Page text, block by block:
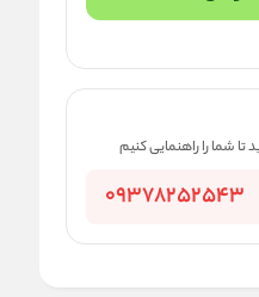
تا شما را راهنمایی کنیم
09378252543